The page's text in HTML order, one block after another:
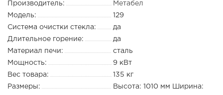
Производитель:
Метабел
Модель:
129
Система очистки стекла:
да
Длительное горение:
да
Материал печи:
сталь
Мощность:
9 кВт
Вес товара:
135 кг
Размеры:
Высота: 1010 мм Ширина: